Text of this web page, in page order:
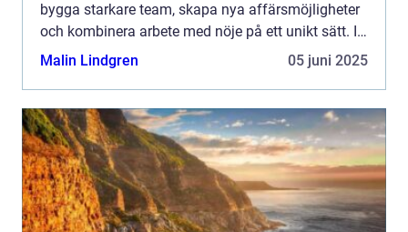
bygga starkare team, skapa nya affärsmöjligheter
och kombinera arbete med nöje på ett unikt sätt. I
den här ...
Malin Lindgren 05 juni 2025